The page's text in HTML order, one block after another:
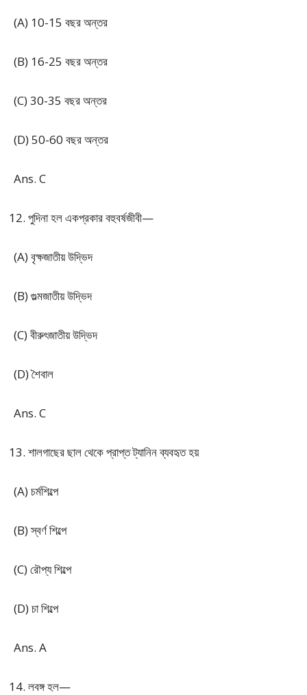
(A) 10-15 বছর অন্তর
(B) 16-25 বছর অন্তর
(C) 30-35 বছর অন্তর
(D) 50-60 বছর অন্তর
Ans. C
পুদিনা হল একপ্রকার বহুবর্ষজীবী—
(A) বৃক্ষজাতীয় উদ্ভিদ
(B) গুল্মজাতীয় উদ্ভিদ
(C) বীরুৎজাতীয় উদ্ভিদ
(D) শৈবাল
Ans. C
শালগাছের ছাল থেকে প্রাপ্ত ট্যানিন ব্যবহৃত হয়
(A) চর্মশিল্পে
(B) স্বর্ণ শিল্পে
(C) রৌপ্য শিল্পে
(D) চা শিল্পে
Ans. A
লবঙ্গ হল—